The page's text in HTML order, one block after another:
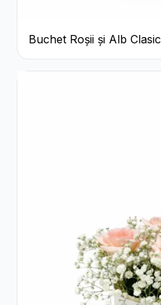
Buchet Roșii și Alb Clasic